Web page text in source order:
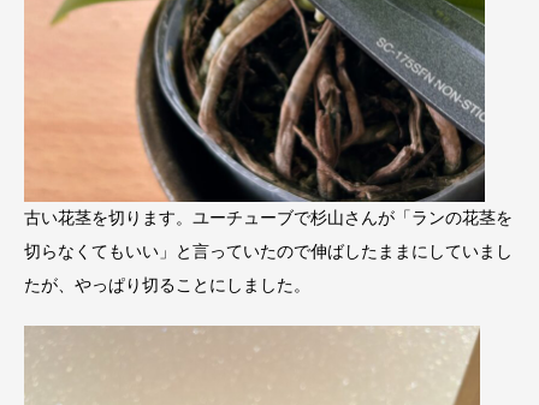
古い花茎を切ります。ユーチューブで杉山さんが「ランの花茎を
切らなくてもいい」と言っていたので伸ばしたままにしていまし
たが、やっぱり切ることにしました。